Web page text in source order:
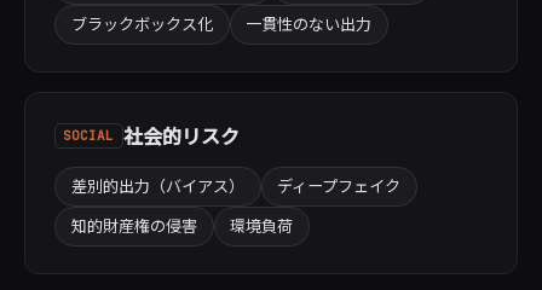
ブラックボックス化 一貫性のない出力
SOCIAL 社会的リスク
差別的出力（バイアス） ディープフェイク
知的財産権の侵害 環境負荷